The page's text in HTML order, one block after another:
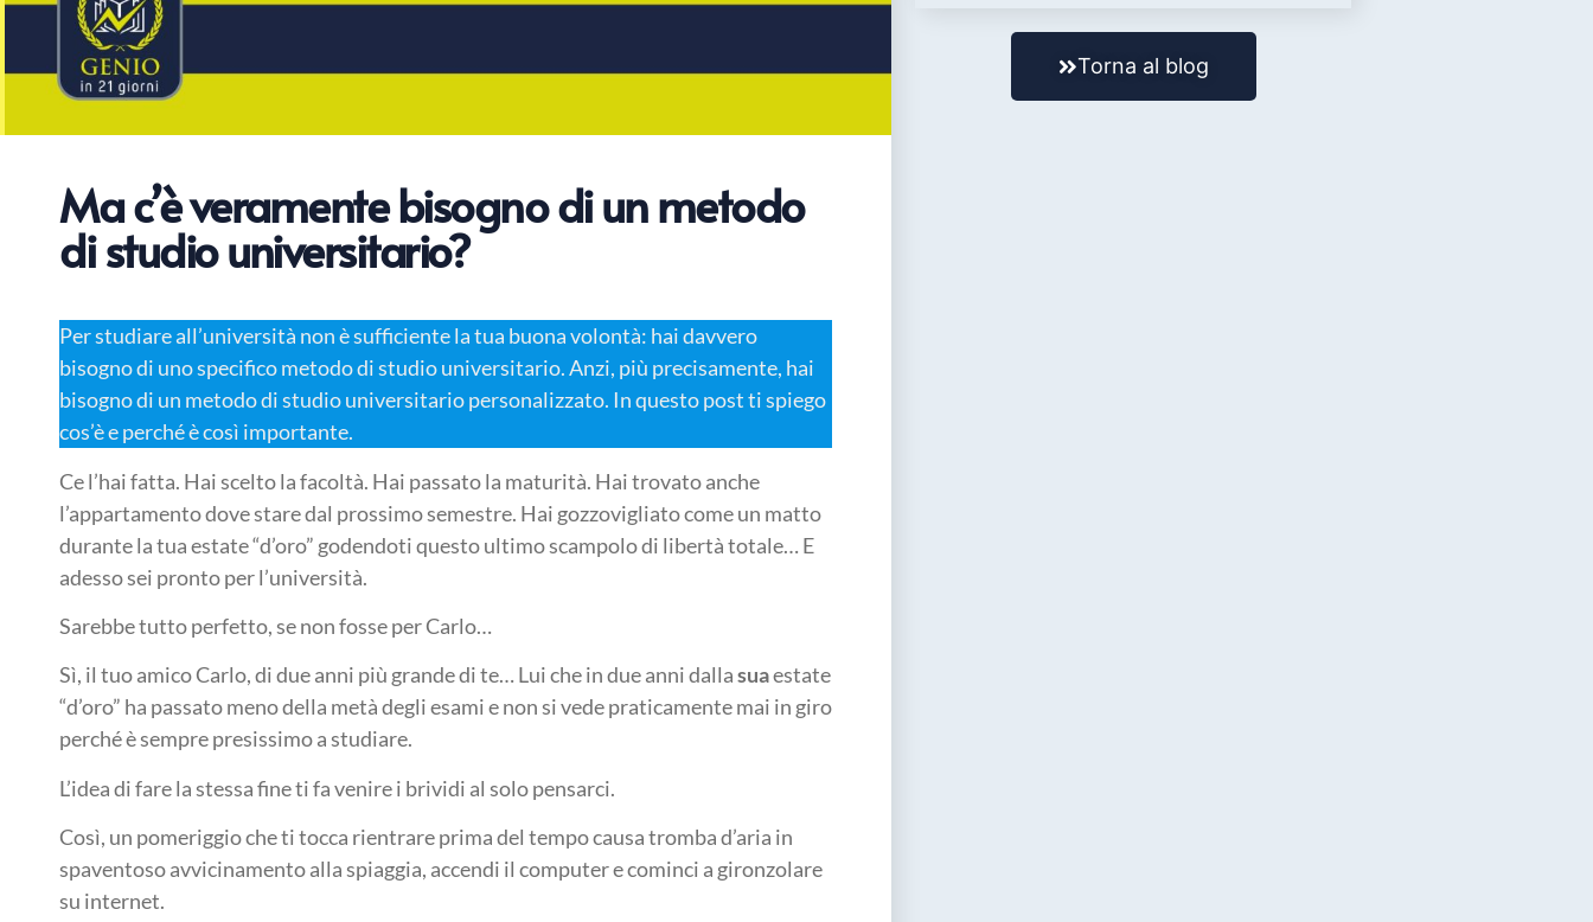
Ma c’è veramente bisogno di un metodo
di studio universitario?
Per studiare all’università non è sufficiente la tua buona volontà: hai davvero
bisogno di uno specifico metodo di studio universitario. Anzi, più precisamente, hai
bisogno di un metodo di studio universitario personalizzato. In questo post ti spiego
cos’è e perché è così importante.
Ce l’hai fatta. Hai scelto la facoltà. Hai passato la maturità. Hai trovato anche
l’appartamento dove stare dal prossimo semestre. Hai gozzovigliato come un matto
durante la tua estate “d’oro” godendoti questo ultimo scampolo di libertà totale… E
adesso sei pronto per l’università.
Sarebbe tutto perfetto, se non fosse per Carlo…
Sì, il tuo amico Carlo, di due anni più grande di te… Lui che in due anni dallasuaestate
“d’oro” ha passato meno della metà degli esami e non si vede praticamente mai in giro
perché è sempre presissimo a studiare.
L’idea di fare la stessa fine ti fa venire i brividi al solo pensarci.
Così, un pomeriggio che ti tocca rientrare prima del tempo causa tromba d’aria in
spaventoso avvicinamento alla spiaggia, accendi il computer e cominci a gironzolare
su internet.
Torna al blog